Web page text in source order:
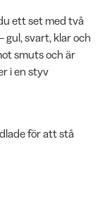
ett set med två
gul, svart, klar och
smuts och är
i en styv
för att stå